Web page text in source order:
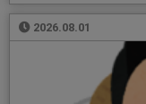
2026.08.01